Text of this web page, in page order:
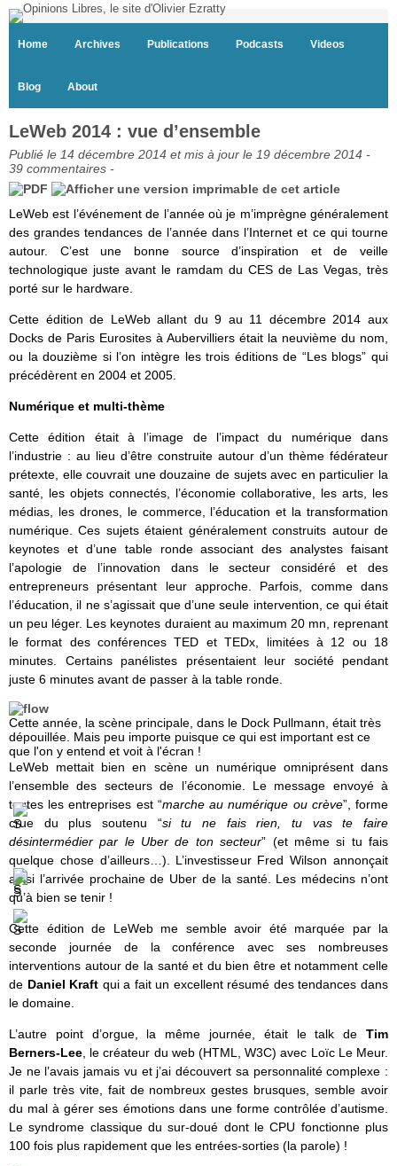
Home Archives Publications Podcasts Videos
Blog About
LeWeb 2014 : vue d’ensemble
Publié le 14 décembre 2014 et mis à jour le 19 décembre 2014 -
39 commentaires -
LeWeb est l’événement de l’année où je m’imprègne généralement
des grandes tendances de l’année dans l’Internet et ce qui tourne
autour. C’est une bonne source d’inspiration et de veille
technologique juste avant le ramdam du CES de Las Vegas, très
porté sur le hardware.
Cette édition de LeWeb allant du 9 au 11 décembre 2014 aux
Docks de Paris Eurosites à Aubervilliers était la neuvième du nom,
ou la douzième si l’on intègre les trois éditions de “Les blogs” qui
précédèrent en 2004 et 2005.
Numérique et multi-thème
Cette édition était à l’image de l’impact du numérique dans
l’industrie : au lieu d’être construite autour d’un thème fédérateur
prétexte, elle couvrait une douzaine de sujets avec en particulier la
santé, les objets connectés, l’économie collaborative, les arts, les
médias, les drones, le commerce, l’éducation et la transformation
numérique. Ces sujets étaient généralement construits autour de
keynotes et d’une table ronde associant des analystes faisant
l’apologie de l’innovation dans le secteur considéré et des
entrepreneurs présentant leur approche. Parfois, comme dans
l’éducation, il ne s’agissait que d’une seule intervention, ce qui était
un peu léger. Les keynotes duraient au maximum 20 mn, reprenant
le format des conférences TED et TEDx, limitées à 12 ou 18
minutes. Certains panélistes présentaient leur société pendant
juste 6 minutes avant de passer à la table ronde.
Cette année, la scène principale, dans le Dock Pullmann, était très
dépouillée. Mais peu importe puisque ce qui est important est ce
que l'on y entend et voit à l'écran !
LeWeb mettait bien en scène un numérique omniprésent dans
l’ensemble des secteurs de l’économie. Le message envoyé à
toutes les entreprises est “marche au numérique ou crève”, forme
crue du plus soutenu “si tu ne fais rien, tu vas te faire
désintermédier par le Uber de ton secteur” (et même si tu fais
quelque chose d’ailleurs…). L’investisseur Fred Wilson annonçait
ainsi l’arrivée prochaine de Uber de la santé. Les médecins n’ont
qu’à bien se tenir !
Cette édition de LeWeb me semble avoir été marquée par la
seconde journée de la conférence avec ses nombreuses
interventions autour de la santé et du bien être et notamment celle
de Daniel Kraft qui a fait un excellent résumé des tendances dans
le domaine.
L’autre point d’orgue, la même journée, était le talk de Tim
Berners-Lee, le créateur du web (HTML, W3C) avec Loïc Le Meur.
Je ne l’avais jamais vu et j’ai découvert sa personnalité complexe :
il parle très vite, fait de nombreux gestes brusques, semble avoir
du mal à gérer ses émotions dans une forme contrôlée d’autisme.
Le syndrome classique du sur-doué dont le CPU fonctionne plus
100 fois plus rapidement que les entrées-sorties (la parole) !